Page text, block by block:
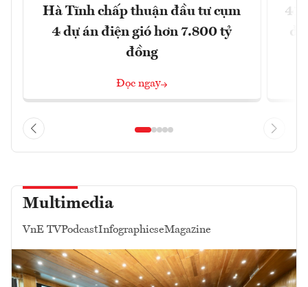
Hà Tĩnh chấp thuận đầu tư cụm
4 dự án điện gió hơn 7.800 tỷ
đồng
Đọc ngay
41
Multimedia
VnE TVPodcastInfographicseMagazine